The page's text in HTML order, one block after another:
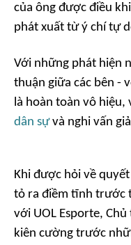
của ông được điều
phát xuất từ ý chí tự
Với những phát hiện
thuận giữa các bên -
là hoàn toàn vô
dân sựvà nghi vấn
Khi được hỏi về
tỏ ra điềm tĩnh trước
với UOL Esporte, Chủ
kiên cường trước